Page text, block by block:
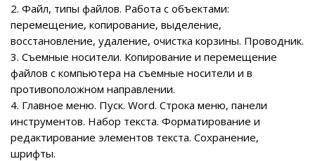
2. Файл, типы файлов. Работа с объектами:
перемещение, копирование, выделение,
восстановление, удаление, очистка корзины. Проводник.
3. Съемные носители. Копирование и перемещение
файлов с компьютера на съемные носители и в
противоположном направлении.
4. Главное меню. Пуск. Word. Строка меню, панели
инструментов. Набор текста. Форматирование и
редактирование элементов текста. Сохранение,
шрифты.